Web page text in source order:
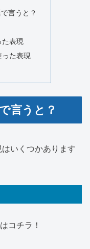
言うと？
表現
た表現
言うと？
いくつかあります
コチラ！